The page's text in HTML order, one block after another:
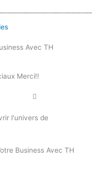
Avec TH
Merci!!
l'univers de